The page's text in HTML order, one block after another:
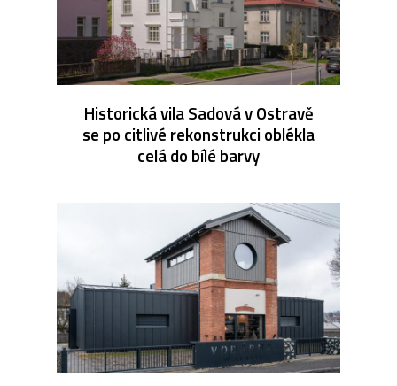
Historická vila Sadová v Ostravě
se po citlivé rekonstrukci oblékla
celá do bílé barvy